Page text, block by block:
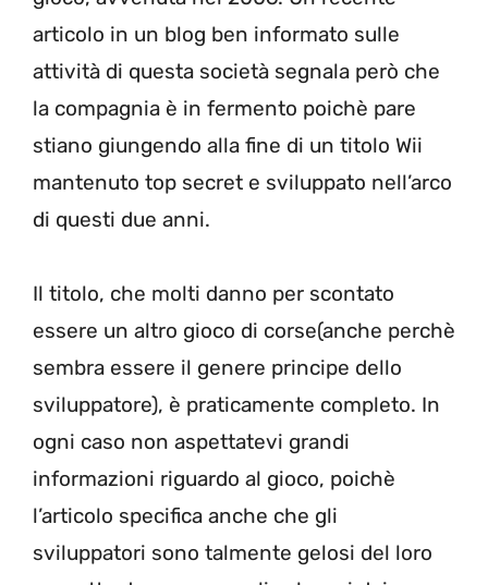
articolo in un blog ben informato sulle
attività di questa società segnala però che
la compagnia è in fermento poichè pare
stiano giungendo alla fine di un titolo Wii
mantenuto top secret e sviluppato nell’arco
di questi due anni.
Il titolo, che molti danno per scontato
essere un altro gioco di corse(anche perchè
sembra essere il genere principe dello
sviluppatore), è praticamente completo. In
ogni caso non aspettatevi grandi
informazioni riguardo al gioco, poichè
l’articolo specifica anche che gli
sviluppatori sono talmente gelosi del loro